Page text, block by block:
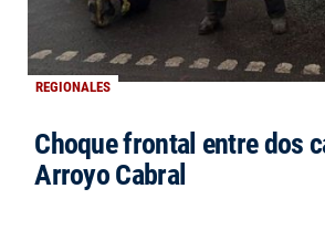
REGIONALES
Choque frontal entre dos
Arroyo Cabral